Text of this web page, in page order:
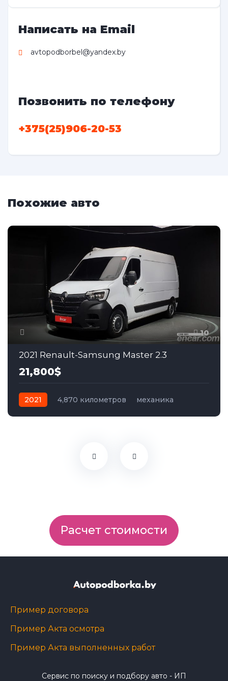
Написать на Email
avtopodborbel@yandex.by
Позвонить по телефону
+375(25)906-20-53
Похожие авто
10
2021 Renault-Samsung Master 2.3
21,800$
2021 4,870 километров
механика
Расчет стоимости
Пример договора
Пример Акта осмотра
Пример Акта выполненных работ
Сервис по поиску и подбору авто - ИП